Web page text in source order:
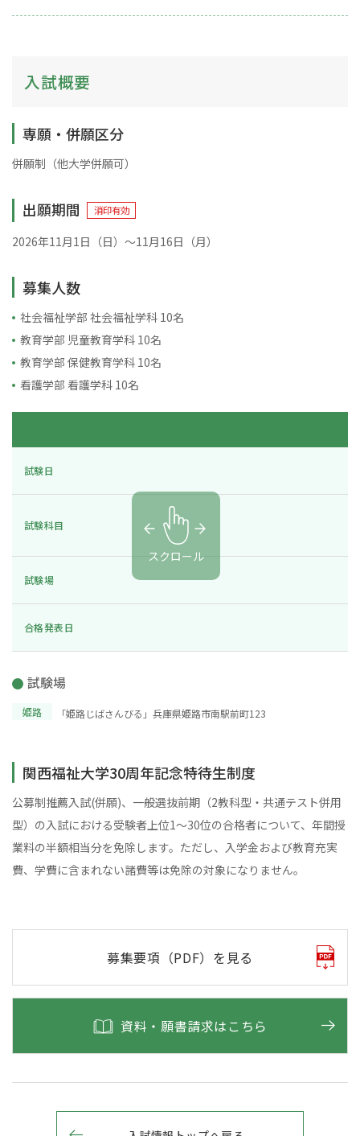
入試概要
専願・併願区分
併願制（他大学併願可）
出願期間 消印有効
2026年11月1日（日）～11月16日（月）
募集人数
社会福祉学部 社会福祉学科 10名
教育学部 児童教育学科 10名
教育学部 保健教育学科 10名
看護学部 看護学科 10名
試験日
試験科目
試験場
合格発表日
スクロール
試験場
姫路 「姫路じばさんびる」兵庫県姫路市南駅前町123
関西福祉大学30周年記念特待生制度
公募制推薦入試(併願)、一般選抜前期（2教科型・共通テスト併用
型）の入試における受験者上位1～30位の合格者について、年間授
業料の半額相当分を免除します。ただし、入学金および教育充実
費、学費に含まれない諸費等は免除の対象になりません。
募集要項（PDF）を見る
資料・願書請求はこちら